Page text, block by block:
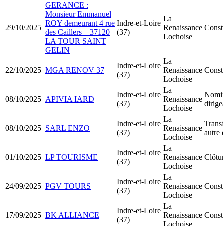
29/10/2025
GERANCE :
Monsieur Emmanuel
ROY demeurant 4 rue
des Caillers – 37120
LA TOUR SAINT
GELIN
Indre-et-Loire
(37)
La
Renaissance
Lochoise
22/10/2025 MGA RENOV 37
Indre-et-Loire
(37)
La
Renaissance
Lochoise
08/10/2025 APIVIA IARD
Indre-et-Loire
(37)
La
Renaissance
Lochoise
08/10/2025 SARL ENZO
Indre-et-Loire
(37)
La
Renaissance
Lochoise
autre
01/10/2025 LP TOURISME
Indre-et-Loire
(37)
La
Renaissance
Lochoise
24/09/2025 PGV TOURS
Indre-et-Loire
(37)
La
Renaissance
Lochoise
17/09/2025 BK ALLIANCE
Indre-et-Loire
(37)
La
Renaissance
Lochoise